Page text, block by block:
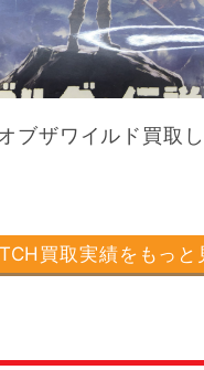
ブザワイルド買取
買取実績をもっと